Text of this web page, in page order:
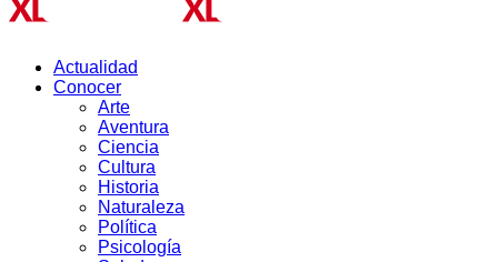
Actualidad
Conocer
Arte
Aventura
Ciencia
Cultura
Historia
Naturaleza
Política
Psicología